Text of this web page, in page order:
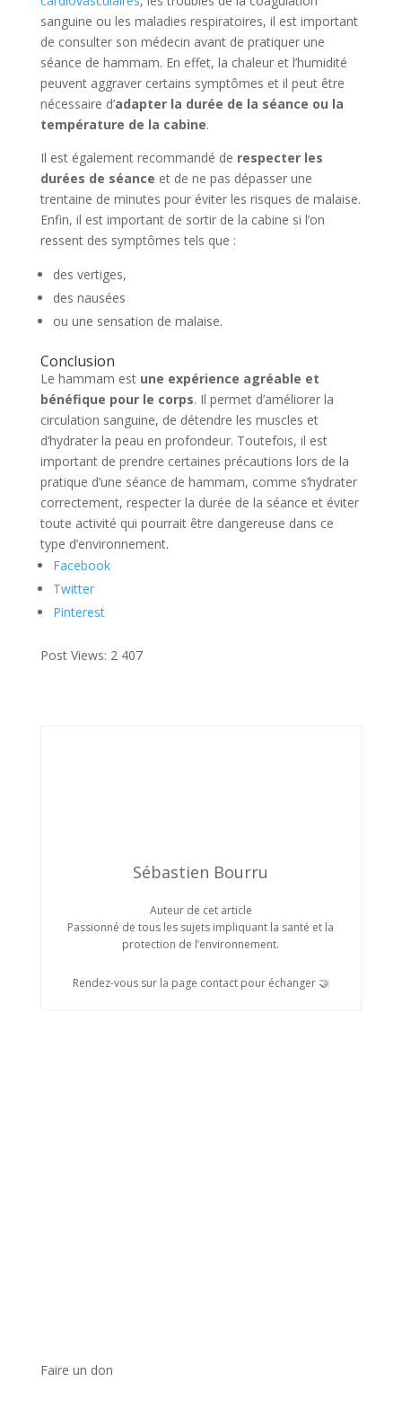
sanguine ou les maladies respiratoires, il est important
de consulter son médecin avant de pratiquer une
séance de hammam. En effet, la chaleur et l’humidité
peuvent aggraver certains symptômes et il peut être
nécessaire d’adapter la durée de la séance ou la
température de la cabine.
Il est également recommandé de respecter les
durées de séance et de ne pas dépasser une
trentaine de minutes pour éviter les risques de malaise.
Enfin, il est important de sortir de la cabine si l’on
ressent des symptômes tels que :
des vertiges,
des nausées
ou une sensation de malaise.
Conclusion
Le hammam est une expérience agréable et
bénéfique pour le corps. Il permet d’améliorer la
circulation sanguine, de détendre les muscles et
d’hydrater la peau en profondeur. Toutefois, il est
important de prendre certaines précautions lors de la
pratique d’une séance de hammam, comme s’hydrater
correctement, respecter la durée de la séance et éviter
toute activité qui pourrait être dangereuse dans ce
type d’environnement.
Facebook
Twitter
Pinterest
Post Views: 2 407
Sébastien Bourru
Auteur de cet article
Passionné de tous les sujets impliquant la santé et la
protection de l’environnement.
Rendez-vous sur la page contact pour échanger 🤝
Faire un don